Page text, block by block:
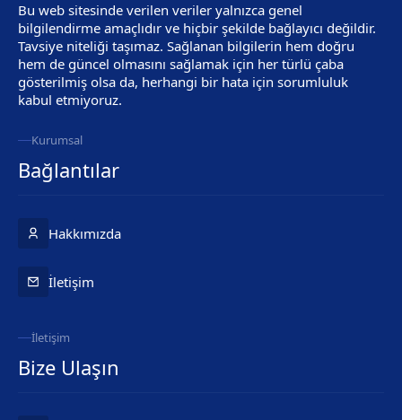
Bu web sitesinde verilen veriler yalnızca genel
bilgilendirme amaçlıdır ve hiçbir şekilde bağlayıcı değildir.
Tavsiye niteliği taşımaz. Sağlanan bilgilerin hem doğru
hem de güncel olmasını sağlamak için her türlü çaba
gösterilmiş olsa da, herhangi bir hata için sorumluluk
kabul etmiyoruz.
Kurumsal
Bağlantılar
Hakkımızda
İletişim
İletişim
Bize UlaşınBa Teknik